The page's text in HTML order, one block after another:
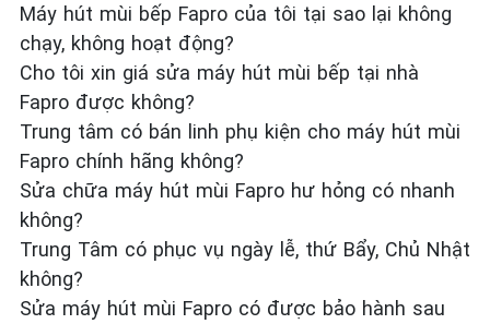
Máy hút mùi bếp Fapro của tôi tại sao lại không
chạy, không hoạt động?
Cho tôi xin giá sửa máy hút mùi bếp tại nhà
Fapro được không?
Trung tâm có bán linh phụ kiện cho máy hút mùi
Fapro chính hãng không?
Sửa chữa máy hút mùi Fapro hư hỏng có nhanh
không?
Trung Tâm có phục vụ ngày lễ, thứ Bẩy, Chủ Nhật
không?
Sửa máy hút mùi Fapro có được bảo hành sau